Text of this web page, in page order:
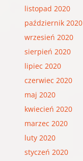
listopad 2020
październik 2020
wrzesień 2020
sierpień 2020
lipiec 2020
czerwiec 2020
maj 2020
kwiecień 2020
marzec 2020
luty 2020
styczeń 2020